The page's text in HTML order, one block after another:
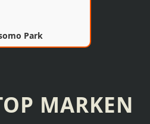
Park
MARKEN